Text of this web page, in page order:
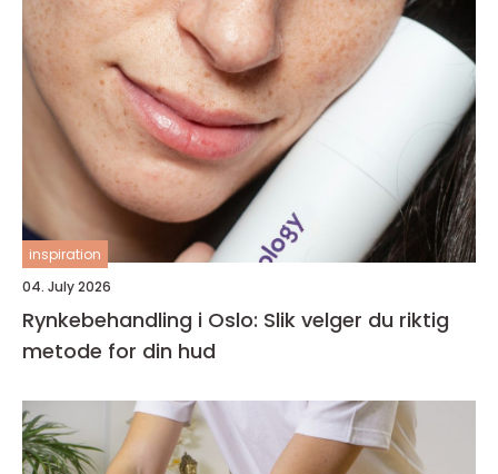
inspiration
04. July 2026
Rynkebehandling i Oslo: Slik velger du riktig
metode for din hud